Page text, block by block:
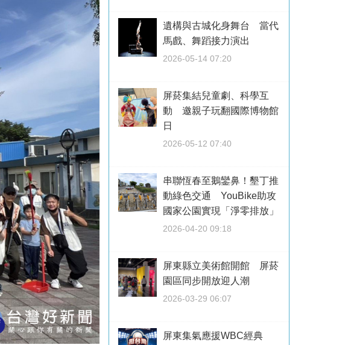
遺構與古城化身舞台 當代
馬戲、舞蹈接力演出
2026-05-14 07:20
屏菸集結兒童劇、科學互
動 邀親子玩翻國際博物館
日
2026-05-12 07:40
串聯恆春至鵝鑾鼻！墾丁推
動綠色交通 YouBike助攻
國家公園實現「淨零排放」
2026-04-20 09:18
屏東縣立美術館開館 屏菸
園區同步開放迎人潮
2026-03-29 06:07
屏東集氣應援WBC經典